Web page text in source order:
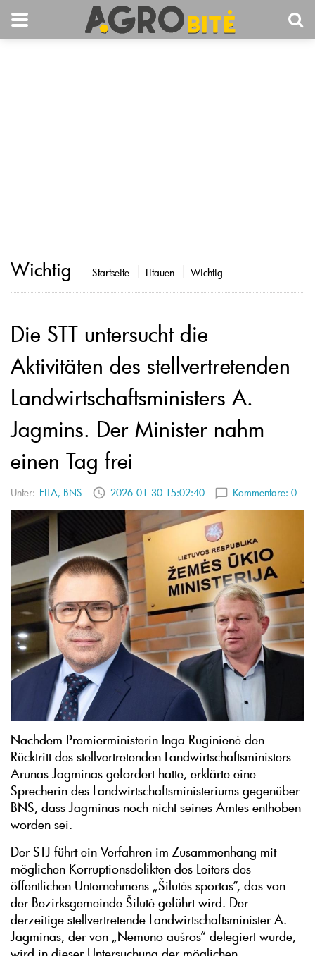
Wichtig Startseite Litauen Wichtig
Die STT untersucht die
Aktivitäten des stellvertretenden
Landwirtschaftsministers A.
Jagmins. Der Minister nahm
einen Tag frei
Unter: ELTA, BNS 2026-01-30 15:02:40 Kommentare: 0
Nachdem Premierministerin Inga Ruginienė den
Rücktritt des stellvertretenden Landwirtschaftsministers
Arūnas Jagminas gefordert hatte, erklärte eine
Sprecherin des Landwirtschaftsministeriums gegenüber
BNS, dass Jagminas noch nicht seines Amtes enthoben
worden sei.
Der STJ führt ein Verfahren im Zusammenhang mit
möglichen Korruptionsdelikten des Leiters des
öffentlichen Unternehmens „Šilutės sportas“, das von
der Bezirksgemeinde Šilutė geführt wird. Der
derzeitige stellvertretende Landwirtschaftsminister A.
Jagminas, der von „Nemuno aušros“ delegiert wurde,